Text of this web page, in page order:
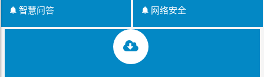
智慧问答 网络安全